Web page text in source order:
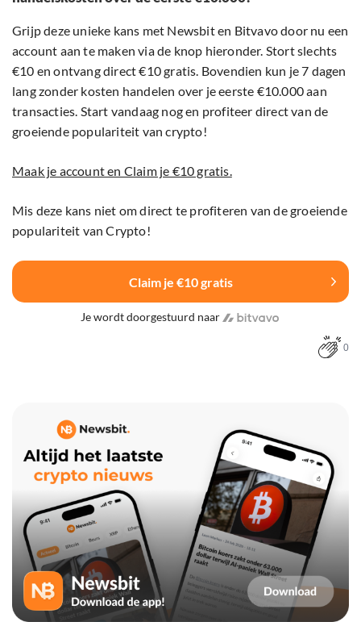
Grijp deze unieke kans met Newsbit en Bitvavo door nu een
account aan te maken via de knop hieronder. Stort slechts
€10 en ontvang direct €10 gratis. Bovendien kun je 7 dagen
lang zonder kosten handelen over je eerste €10.000 aan
transacties. Start vandaag nog en profiteer direct van de
groeiende populariteit van crypto!
Maak je account en Claim je €10 gratis.
Mis deze kans niet om direct te profiteren van de groeiende
populariteit van Crypto!
Claim je €10 gratis
Je wordt doorgestuurd naar
0